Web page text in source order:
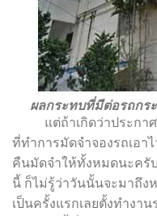
ผลกระทบที่มีต่อรถกร
แต่ถ้าเกิดว่าประกาศ
ที่ทำการมัดจำจองรถเอา
คืนมัดจำให้ทั้งหมดนะครับ
นี้ ก็ไม่รู้ว่าวันนั้นจะมาถึง
เป็นครั้งแรกเลยตั้งทำงา